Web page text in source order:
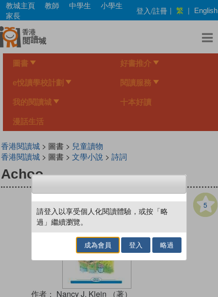
Skip
main
content
教城主頁 教師 中學生
小學生
家長
登入/註冊 | 繁 | English
圖書 好書推介
e悅讀學校計劃 閱讀服務
我的閱讀城 十本好讀
漫話生活
香港閱讀城> 圖書 > 兒童讀物
香港閱讀城> 圖書 > 文學小說 > 詩詞
Achoo
5
作者： Nancy J. Klein （著）
請登入以享受個人化閱讀體驗，或按「略
過」繼續瀏覽。
成為會員 登入 略過